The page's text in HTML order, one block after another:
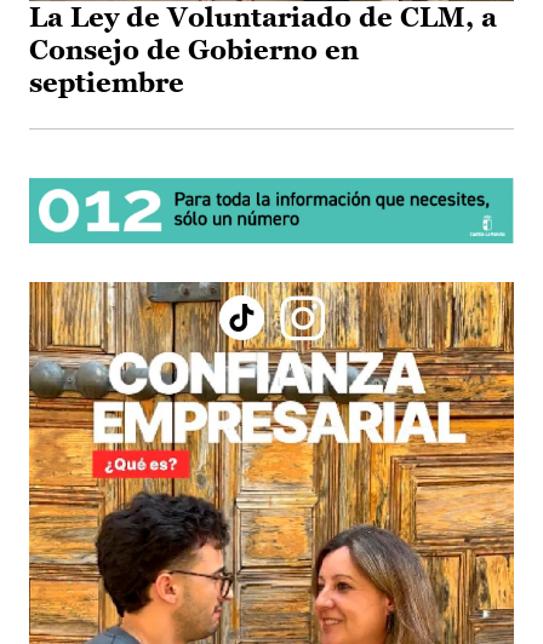
La Ley de Voluntariado de CLM, a
Consejo de Gobierno en
septiembre